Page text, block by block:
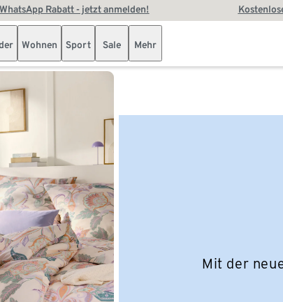
Rabatt - jetzt anmelden!
Wohnen Sport Sale Mehr
Mit der